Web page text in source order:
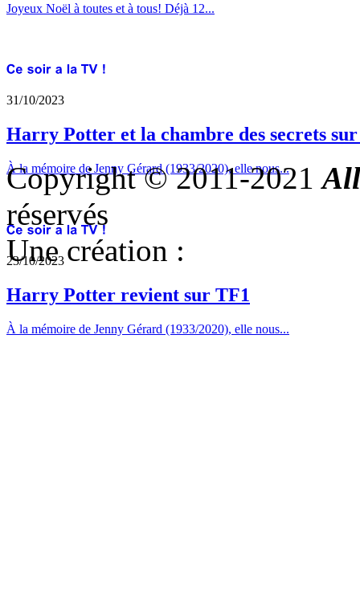
Joyeux Noël à toutes et à tous! Déjà 12...
31/10/2023
Harry Potter et la chambre des secrets
À la mémoire de Jenny Gérard (1933/2020), elle nous...
23/10/2023
Harry Potter revient sur TF1
À la mémoire de Jenny Gérard (1933/2020), elle nous...
Copyright © 2011-2021
réservés
Une création :